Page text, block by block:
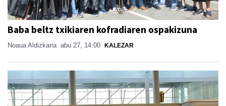
Baba beltz txikiaren kofradiaren ospakizuna
Noaua Aldizkaria abu 27, 14:00 KALEZAR